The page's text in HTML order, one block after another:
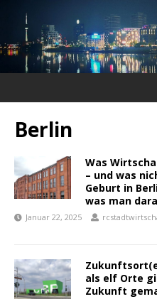
Berlin
Was
– und was
Geburt in
was man
Januar 22, 2025
als elf Orte
Zukunft